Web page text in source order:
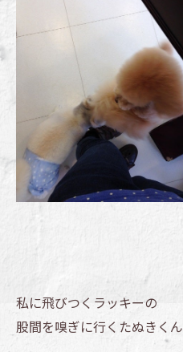
私に飛びつくラッキーの
股間を嗅ぎに行くたぬきくん